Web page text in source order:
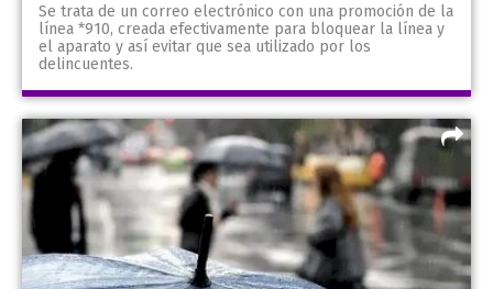
Se trata de un correo electrónico con una promoción de la
línea *910, creada efectivamente para bloquear la línea y
el aparato y así evitar que sea utilizado por los
delincuentes.